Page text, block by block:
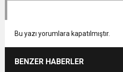
Bu yazı yorumlara kapatılmıştır.
BENZER HABERLER